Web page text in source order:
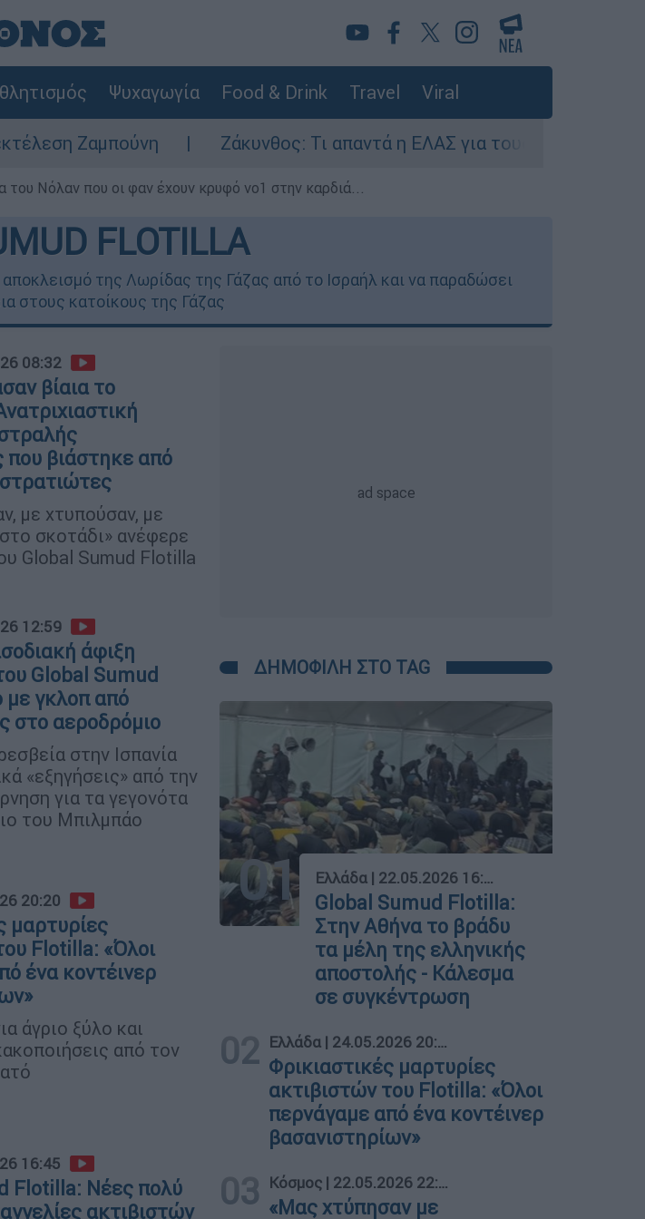
Ψυχαγωγία Food & Drink Travel Viral
Ζάκυνθος: Τι απαντά η ΕΛΑΣ για τους 8 βιασμούς τουριστριών -
του Νόλαν που οι φαν έχουν κρυφό νο1 στην καρδιά...
FLOTILLA
της Λωρίδας της Γάζας από το Ισραήλ και να παραδώσει
στους κατοίκους της Γάζας
08:32
βίαια το
που βιάστηκε από
με χτυπούσαν, με
σκοτάδι» ανέφερε
Global Sumud Flotilla
12:59
άφιξη
Global Sumud
με γκλοπ από
στο αεροδρόμιο
στην Ισπανία
«εξηγήσεις» από την
για τα γεγονότα
του Μπιλμπάο
20:20
μαρτυρίες
Flotilla: «Όλοι
ένα κοντέινερ
άγριο ξύλο και
από τον
16:45
Flotilla: Νέες πολύ
ακτιβιστών
ΔΗΜΟΦΙΛΗ ΣΤΟ TAG
01 Ελλάδα | 22.05.2026 16:28
Global Sumud Flotilla:
Στην Αθήνα το βράδυ
τα μέλη της ελληνικής
αποστολής - Κάλεσμα
σε συγκέντρωση
02 Ελλάδα | 24.05.2026 20:20
Φρικιαστικές μαρτυρίες
ακτιβιστών του Flotilla: «Όλοι
περνάγαμε από ένα κοντέινερ
βασανιστηρίων»
03 Κόσμος | 22.05.2026 22:11
«Μας χτύπησαν με